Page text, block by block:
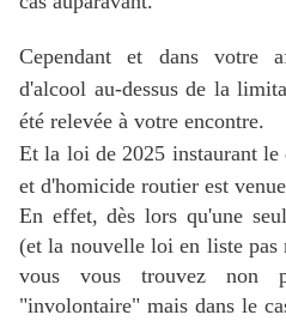
Cependant et dans votre
d'alcool au-dessus de la
été relevée à votre encontre.
Et la loi de 2025 instaurant le
et d'homicide routier est
En effet, dès lors qu'une
(et la nouvelle loi en liste pas
vous vous trouvez non
"involontaire" mais dans le